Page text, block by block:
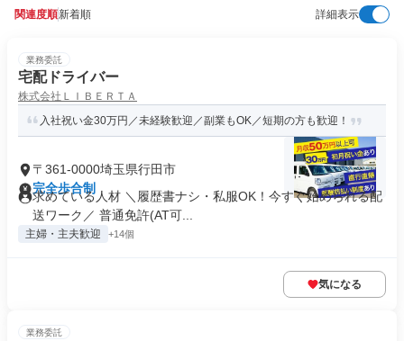
関連度順新着順 詳細表示
業務委託
宅配ドライバー
株式会社ＬＩＢＥＲＴＡ
入社祝い金30万円／未経験歓迎／副業もOK／短期の方も歓迎！
〒361-0000埼玉県行田市
完全歩合制
求めている人材 ＼履歴書ナシ・私服OK！今すぐ始められる配
送ワーク／ 普通免許(AT可...
主婦・主夫歓迎 +14個
気になる
業務委託